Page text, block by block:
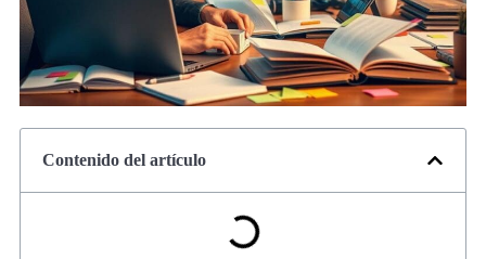
Contenido del artículo